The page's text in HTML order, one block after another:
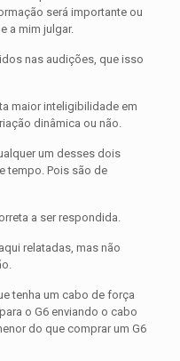
será importante ou
a mim julgar.
nas audições, que isso
maior inteligibilidade em
dinâmica ou não.
um desses dois
tempo. Pois são de
a ser respondida.
relatadas, mas não
tenha um cabo de força
o G6 enviando o cabo
do que comprar um G6